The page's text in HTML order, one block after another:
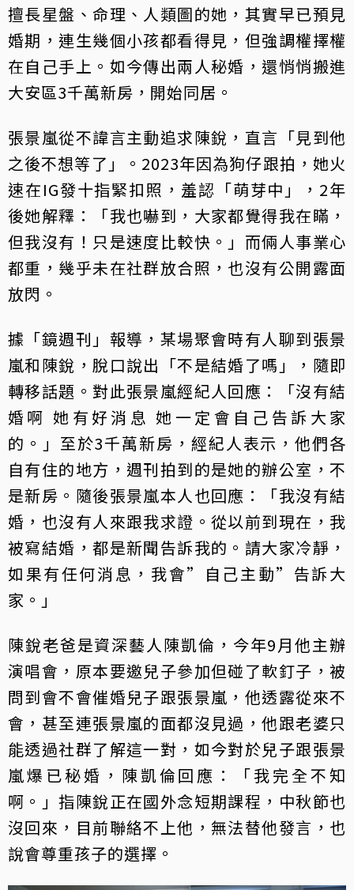
擅長星盤、命理、人類圖的她，其實早已預見
婚期，連生幾個小孩都看得見，但強調權擇權
在自己手上。如今傳出兩人秘婚，還悄悄搬進
大安區3千萬新房，開始同居。
張景嵐從不諱言主動追求陳銳，直言「見到他
之後不想等了」。2023年因為狗仔跟拍，她火
速在IG發十指緊扣照，羞認「萌芽中」，2年
後她解釋：「我也嚇到，大家都覺得我在瞞，
但我沒有！只是速度比較快。」而倆人事業心
都重，幾乎未在社群放合照，也沒有公開露面
放閃。
據「鏡週刊」報導，某場聚會時有人聊到張景
嵐和陳銳，脫口說出「不是結婚了嗎」，隨即
轉移話題。對此張景嵐經紀人回應：「沒有結
婚啊 她有好消息 她一定會自己告訴大家
的。」至於3千萬新房，經紀人表示，他們各
自有住的地方，週刊拍到的是她的辦公室，不
是新房。隨後張景嵐本人也回應：「我沒有結
婚，也沒有人來跟我求證。從以前到現在，我
被寫結婚，都是新聞告訴我的。請大家冷靜，
如果有任何消息，我會”自己主動”告訴大
家。」
陳銳老爸是資深藝人陳凱倫，今年9月他主辦
演唱會，原本要邀兒子參加但碰了軟釘子，被
問到會不會催婚兒子跟張景嵐，他透露從來不
會，甚至連張景嵐的面都沒見過，他跟老婆只
能透過社群了解這一對，如今對於兒子跟張景
嵐爆已秘婚，陳凱倫回應：「我完全不知
啊。」指陳銳正在國外念短期課程，中秋節也
沒回來，目前聯絡不上他，無法替他發言，也
說會尊重孩子的選擇。